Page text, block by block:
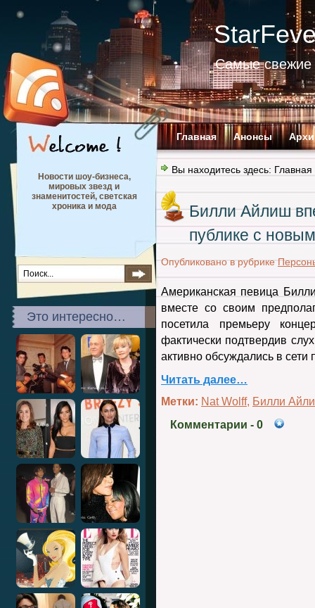
Самые свежие
Главная Анонсы
Новости шоу-бизнеса,
мировых звезд и
знаменитостей, светская
хроника и мода
Это интересно…
Вы находитесь здесь: Главная
Билли Айлиш
публике с
Опубликовано в рубрике
Американская певица
вместе со своим
посетила премьеру
фактически подтвердив
активно обсуждались в
Читать далее…
Метки: Nat Wolff, Билли
Комментарии - 0